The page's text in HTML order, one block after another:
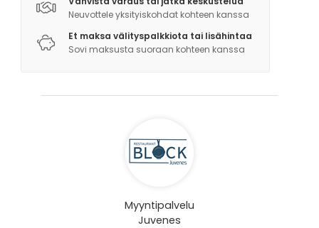
Neuvottele yksityiskohdat kohteen kanssa
Et maksa välityspalkkiota tai lisähintaa
Sovi maksusta suoraan kohteen kanssa
Myyntipalvelu
Juvenes